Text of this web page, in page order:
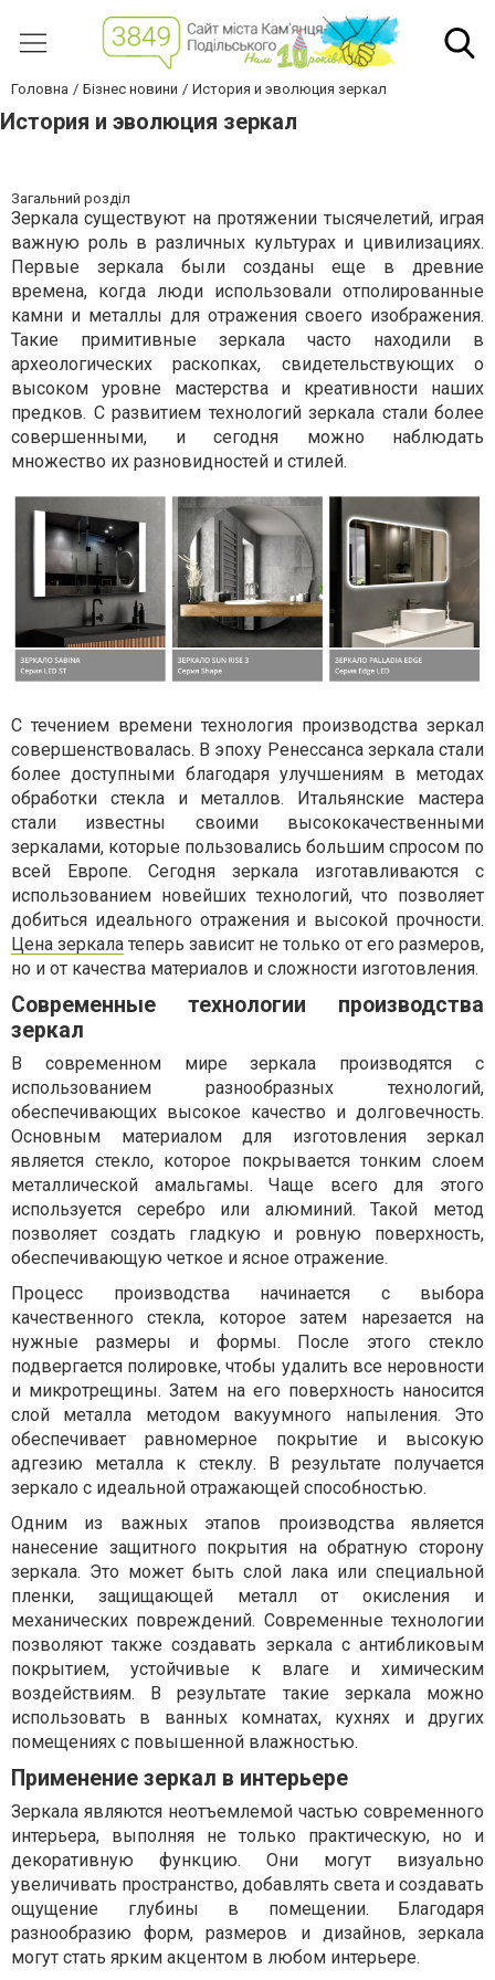
Головна Бізнес новини История и эволюция зеркал
История и эволюция зеркал
Загальний розділ
Зеркала существуют на протяжении тысячелетий, играя
важную роль в различных культурах и цивилизациях.
Первые зеркала были созданы еще в древние
времена, когда люди использовали отполированные
камни и металлы для отражения своего изображения.
Такие примитивные зеркала часто находили в
археологических раскопках, свидетельствующих о
высоком уровне мастерства и креативности наших
предков. С развитием технологий зеркала стали более
совершенными, и сегодня можно наблюдать
множество их разновидностей и стилей.
С течением времени технология производства зеркал
совершенствовалась. В эпоху Ренессанса зеркала стали
более доступными благодаря улучшениям в методах
обработки стекла и металлов. Итальянские мастера
стали известны своими высококачественными
зеркалами, которые пользовались большим спросом по
всей Европе. Сегодня зеркала изготавливаются с
использованием новейших технологий, что позволяет
добиться идеального отражения и высокой прочности.
Цена зеркала теперь зависит не только от его размеров,
но и от качества материалов и сложности изготовления.
Современные технологии производства
зеркал
В современном мире зеркала производятся с
использованием разнообразных технологий,
обеспечивающих высокое качество и долговечность.
Основным материалом для изготовления зеркал
является стекло, которое покрывается тонким слоем
металлической амальгамы. Чаще всего для этого
используется серебро или алюминий. Такой метод
позволяет создать гладкую и ровную поверхность,
обеспечивающую четкое и ясное отражение.
Процесс производства начинается с выбора
качественного стекла, которое затем нарезается на
нужные размеры и формы. После этого стекло
подвергается полировке, чтобы удалить все неровности
и микротрещины. Затем на его поверхность наносится
слой металла методом вакуумного напыления. Это
обеспечивает равномерное покрытие и высокую
адгезию металла к стеклу. В результате получается
зеркало с идеальной отражающей способностью.
Одним из важных этапов производства является
нанесение защитного покрытия на обратную сторону
зеркала. Это может быть слой лака или специальной
пленки, защищающей металл от окисления и
механических повреждений. Современные технологии
позволяют также создавать зеркала с антибликовым
покрытием, устойчивые к влаге и химическим
воздействиям. В результате такие зеркала можно
использовать в ванных комнатах, кухнях и других
помещениях с повышенной влажностью.
Применение зеркал в интерьере
Зеркала являются неотъемлемой частью современного
интерьера, выполняя не только практическую, но и
декоративную функцию. Они могут визуально
увеличивать пространство, добавлять света и создавать
ощущение глубины в помещении. Благодаря
разнообразию форм, размеров и дизайнов, зеркала
могут стать ярким акцентом в любом интерьере.